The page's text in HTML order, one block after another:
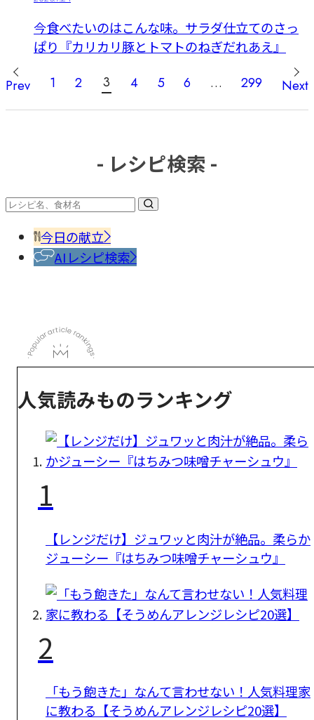
今食べたいのはこんな味。サラダ仕立てのさっ
ぱり『カリカリ豚とトマトのねぎだれあえ』
投
稿
の
り
Prev 1 2 3 4 5 6 … 299 Next
- レシピ検索 -
今日の献立
AIレシピ検索
人気読みものランキング
1
【レンジだけ】ジュワッと肉汁が絶品。柔らか
ジューシー『はちみつ味噌チャーシュウ』
2
「もう飽きた」なんて言わせない！人気料理家
に教わる【そうめんアレンジレシピ20選】